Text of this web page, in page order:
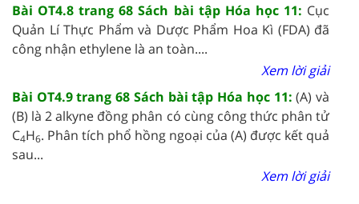
Bài OT4.8 trang 68 Sách bài tập Hóa học 11: Cục
Quản Lí Thực Phẩm và Dược Phẩm Hoa Kì (FDA) đã
công nhận ethylene là an toàn....
Xem lời giải
Bài OT4.9 trang 68 Sách bài tập Hóa học 11:(A) và
(B) là 2 alkyne đồng phân có cùng công thức phân tử
C4H6. Phân tích phổ hồng ngoại của (A) được kết quả
sau...
Xem lời giải